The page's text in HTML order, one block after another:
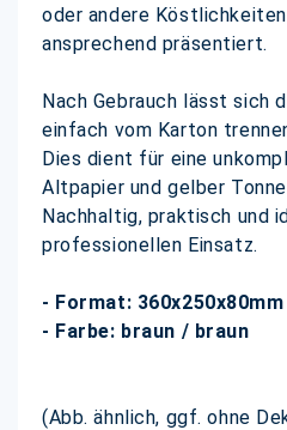
oder andere
ansprechend präsentiert.
Nach Gebrauch lässt sich
einfach vom Karton
Dies dient für eine
Altpapier und gelber
Nachhaltig, praktisch und
professionellen Einsatz.
- Format:
- Farbe: braun / braun
(Abb. ähnlich, ggf. ohne